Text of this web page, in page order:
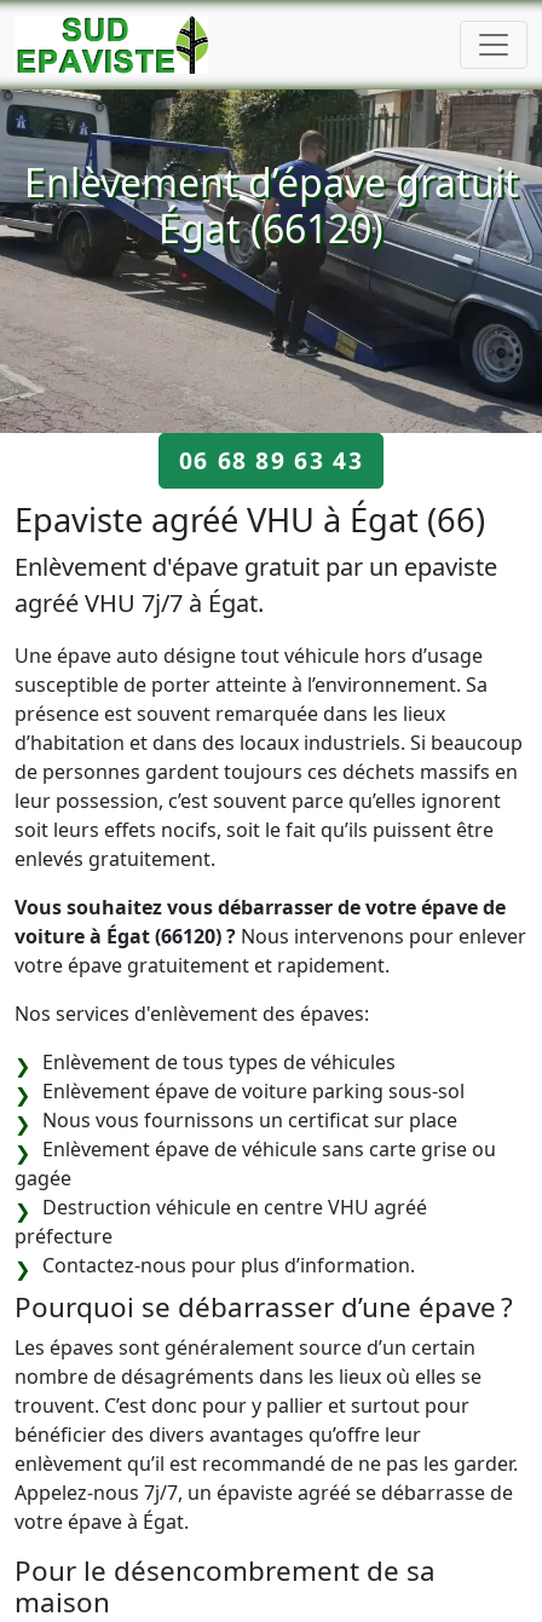
Enlèvement d’épave gratuit
Égat (66120)
06 68 89 63 43
Epaviste agréé VHU à Égat (66)
Enlèvement d'épave gratuit par un epaviste
agréé VHU 7j/7 à Égat.
Une épave auto désigne tout véhicule hors d’usage
susceptible de porter atteinte à l’environnement. Sa
présence est souvent remarquée dans les lieux
d’habitation et dans des locaux industriels. Si beaucoup
de personnes gardent toujours ces déchets massifs en
leur possession, c’est souvent parce qu’elles ignorent
soit leurs effets nocifs, soit le fait qu’ils puissent être
enlevés gratuitement.
Vous souhaitez vous débarrasser de votre épave de
voiture à Égat (66120) ? Nous intervenons pour enlever
votre épave gratuitement et rapidement.
Nos services d'enlèvement des épaves:
Enlèvement de tous types de véhicules
Enlèvement épave de voiture parking sous-sol
Nous vous fournissons un certificat sur place
Enlèvement épave de véhicule sans carte grise ou
gagée
Destruction véhicule en centre VHU agréé
préfecture
Contactez-nous pour plus d’information.
Pourquoi se débarrasser d’une épave ?
Les épaves sont généralement source d’un certain
nombre de désagréments dans les lieux où elles se
trouvent. C’est donc pour y pallier et surtout pour
bénéficier des divers avantages qu’offre leur
enlèvement qu’il est recommandé de ne pas les garder.
Appelez-nous 7j/7, un épaviste agréé se débarrasse de
votre épave à Égat.
Pour le désencombrement de sa
maison